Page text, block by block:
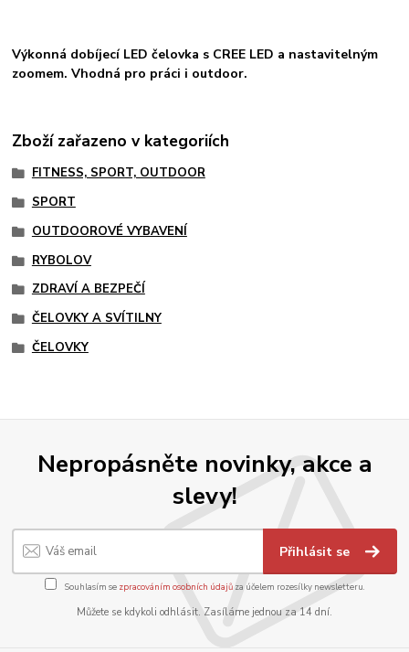
Výkonná dobíjecí LED čelovka s CREE LED a nastavitelným
zoomem. Vhodná pro práci i outdoor.
Zboží zařazeno v kategoriích
FITNESS, SPORT, OUTDOOR
SPORT
OUTDOOROVÉ VYBAVENÍ
RYBOLOV
ZDRAVÍ A BEZPEČÍ
ČELOVKY A SVÍTILNY
ČELOVKY
Nepropásněte novinky, akce a
slevy!
Přihlásit se
Souhlasím se zpracováním osobních údajůza účelem rozesílky newsletteru.
Můžete se kdykoli odhlásit. Zasíláme jednou za 14 dní.